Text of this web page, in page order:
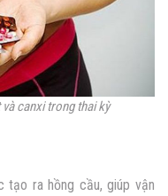
canxi trong thai kỳ
tạo ra hồng cầu, giúp vận